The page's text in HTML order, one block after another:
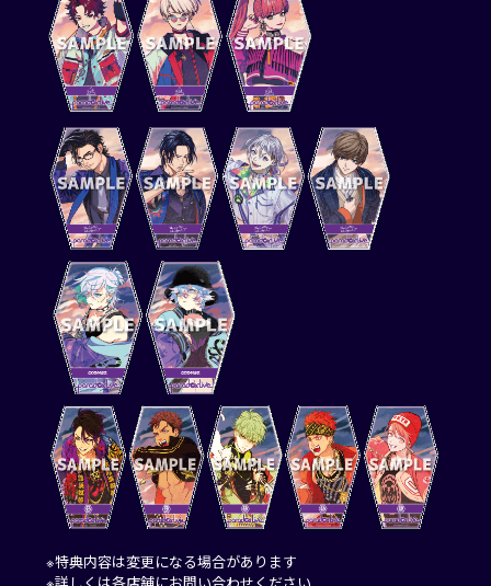
※特典内容は変更になる場合があります